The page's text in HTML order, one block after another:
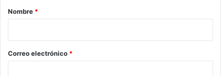
r
*
Nombre *
Correo electrónico *